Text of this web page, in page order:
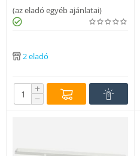
(az eladó egyéb ajánlatai)
2 eladó
+
−